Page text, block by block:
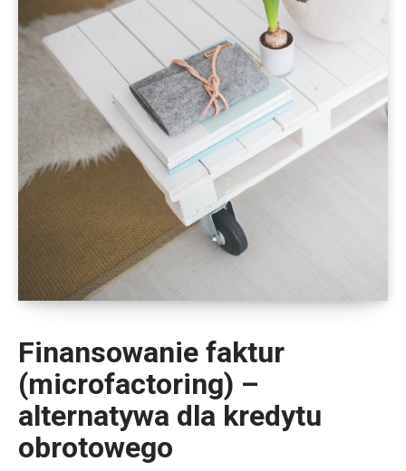
Finansowanie faktur
(microfactoring) –
alternatywa dla kredytu
obrotowego